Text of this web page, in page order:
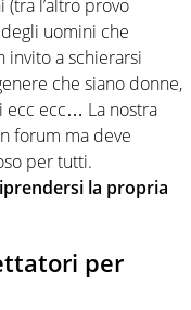
(tra l’altro provo
uomini che
invito a schierarsi
che siano donne,
ecc ecc… La nostra
forum ma deve
per tutti.
la propria
per